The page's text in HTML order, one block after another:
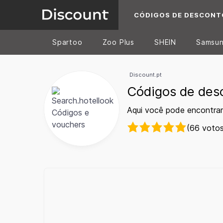
CÓDIGOS DE
Spartoo Zoo Plus SHEIN
Discount.pt
Códigos de
Aqui você pode
(66